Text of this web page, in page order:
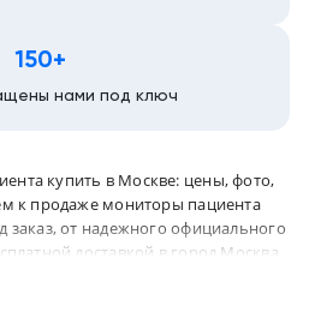
150+
нами под ключ
купить в Москве: цены, фото,
к продаже мониторы пациента
от надежного официального
доставкой в город Москва